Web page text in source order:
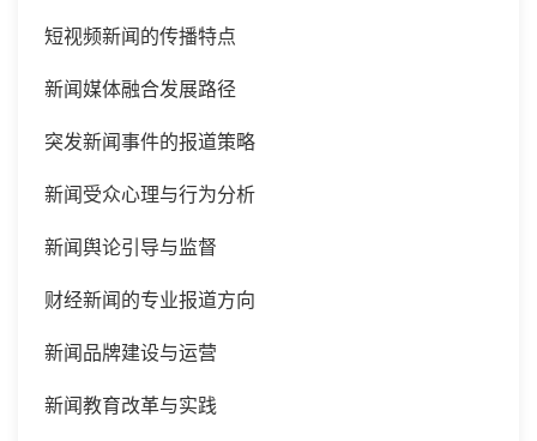
短视频新闻的传播特点
新闻媒体融合发展路径
突发新闻事件的报道策略
新闻受众心理与行为分析
新闻舆论引导与监督
财经新闻的专业报道方向
新闻品牌建设与运营
新闻教育改革与实践